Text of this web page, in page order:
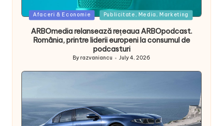
Posted
Afaceri & Economie Publicitate, Media, Marketing
ARBOmedia relansează rețeaua ARBOpodcast.
România, printre liderii europeni la consumul de
podcasturi
Posted
By razvaniancu July 4, 2026